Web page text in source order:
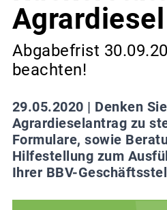
Abgabefrist
beachten!
29.05.2020 | Denken
Agrardieselantrag zu
Formulare, sowie
Hilfestellung zum
Ihrer BBV-